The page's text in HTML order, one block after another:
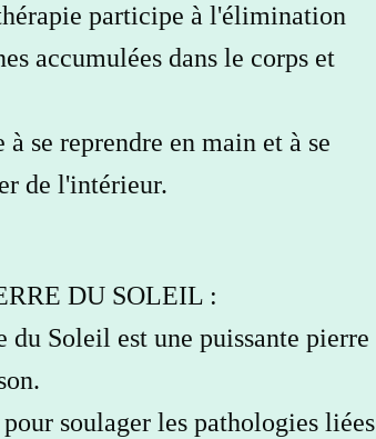
participe à l'élimination
accumulées dans le corps et
se reprendre en main et à se
de l'intérieur.
DU SOLEIL :
du Soleil est une puissante pierre
soulager les pathologies liées